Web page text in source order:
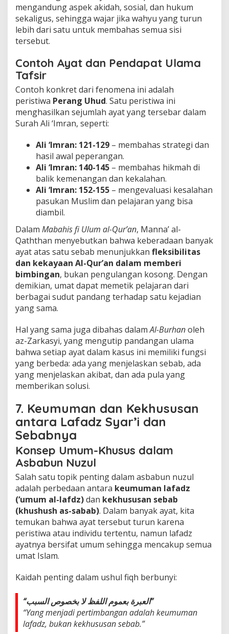
mengandung aspek akidah, sosial, dan hukum
sekaligus, sehingga wajar jika wahyu yang turun
lebih dari satu untuk membahas semua sisi
tersebut.
Contoh Ayat dan Pendapat Ulama
Tafsir
Contoh konkret dari fenomena ini adalah
peristiwa Perang Uhud. Satu peristiwa ini
menghasilkan sejumlah ayat yang tersebar dalam
Surah Ali ‘Imran, seperti:
Ali ‘Imran: 121-129 – membahas strategi dan
hasil awal peperangan.
Ali ‘Imran: 140-145 – membahas hikmah di
balik kemenangan dan kekalahan.
Ali ‘Imran: 152-155 – mengevaluasi kesalahan
pasukan Muslim dan pelajaran yang bisa
diambil.
Dalam Mabahis fi Ulum al-Qur’an, Manna’ al-
Qaththan menyebutkan bahwa keberadaan banyak
ayat atas satu sebab menunjukkan fleksibilitas
dan kekayaan Al-Qur’an dalam memberi
bimbingan, bukan pengulangan kosong. Dengan
demikian, umat dapat memetik pelajaran dari
berbagai sudut pandang terhadap satu kejadian
yang sama.
Hal yang sama juga dibahas dalamAl-Burhanoleh
az-Zarkasyi, yang mengutip pandangan ulama
bahwa setiap ayat dalam kasus ini memiliki fungsi
yang berbeda: ada yang menjelaskan sebab, ada
yang menjelaskan akibat, dan ada pula yang
memberikan solusi.
7. Keumuman dan Kekhususan
antara Lafadz Syar’i dan
Sebabnya
Konsep Umum-Khusus dalam
Asbabun Nuzul
Salah satu topik penting dalam asbabun nuzul
adalah perbedaan antara keumuman lafadz
(‘umum al-lafdz)dan kekhususan sebab
(khushush as-sabab). Dalam banyak ayat, kita
temukan bahwa ayat tersebut turun karena
peristiwa atau individu tertentu, namun lafadz
ayatnya bersifat umum sehingga mencakup semua
umat Islam.
Kaidah penting dalam ushul fiqh berbunyi:
“العبرة بعموم اللفظ لا بخصوص السبب”
“Yang menjadi pertimbangan adalah keumuman
lafadz, bukan kekhususan sebab.”